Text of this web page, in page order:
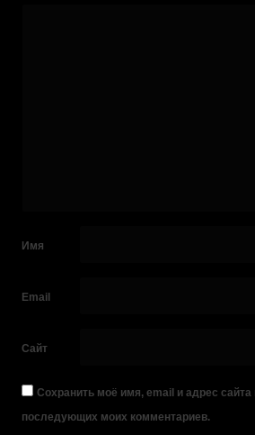
Имя
Email
Сайт
Сохранить моё имя, email и адрес сайта
последующих моих комментариев.